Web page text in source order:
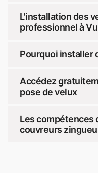
L'installation des
professionnel à
Pourquoi installer
Accédez
pose de velux
Les compétences
couvreurs